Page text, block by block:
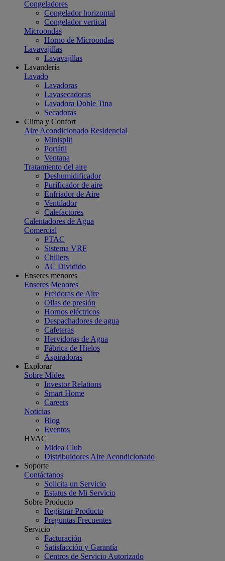
Congeladores
Congelador horizontal
Congelador vertical
Microondas
Horno de Microondas
Lavavajillas
Lavavajillas
Lavandería
Lavado
Lavadoras
Lavasecadoras
Lavadora Doble Tina
Secadoras
Clima y Confort
Aire Acondicionado Residencial
Minisplit
Portátil
Ventana
Tratamiento del aire
Deshumidificador
Purificador de aire
Enfriador de Aire
Ventilador
Calefactores
Calentadores de Agua
Comercial
PTAC
Sistema VRF
Chillers
AC Dividido
Enseres menores
Enseres Menores
Freidoras de Aire
Ollas de presión
Hornos eléctricos
Despachadores de agua
Cafeteras
Hervidoras de Agua
Fábrica de Hielos
Aspiradoras
Explorar
Sobre Midea
Investor Relations
Smart Home
Careers
Noticias
Blog
Eventos
HVAC
Midea Club
Distribuidores Aire Acondicionado
Soporte
Contáctanos
Solicita un Servicio
Estatus de Mi Servicio
Sobre Producto
Registrar Producto
Preguntas Frecuentes
Servicio
Facturación
Satisfacción y Garantía
Centros de Servicio Autorizado